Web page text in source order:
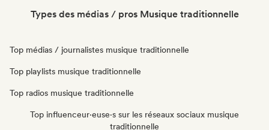
Types des médias / pros Musique traditionnelle
Top médias / journalistes musique traditionnelle
Top playlists musique traditionnelle
Top radios musique traditionnelle
Top influenceur·euse·s sur les réseaux sociaux musique
traditionnelle